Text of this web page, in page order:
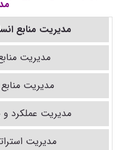
مدیریت منابع
مدیریت
مدیریت
مدیریت عملکرد و
مدیریت